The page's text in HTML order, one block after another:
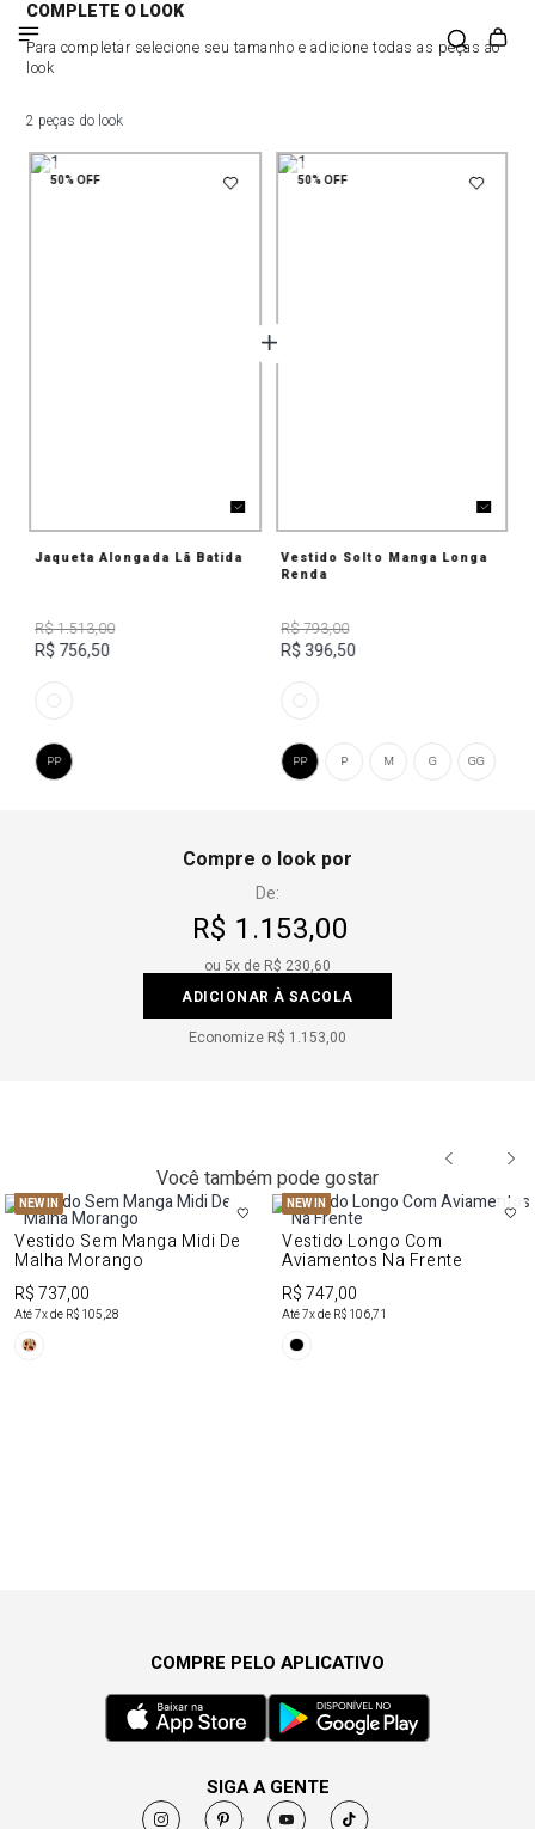
COMPLETE O LOOK
Para completar selecione seu tamanho e adicione todas as peças ao
look
2 peças do look
50%OFF
Jaqueta Alongada Lã Batida
R$ 1.513,00
R$ 756,50
PP
50%OFF
Vestido Solto Manga Longa
Renda
R$ 793,00
R$ 396,50
G GG
M
P
PP
Compre o look por
De:
R$ 1.153,00
ou 5x de R$ 230,60
ADICIONAR À SACOLA
Economize R$ 1.153,00
Você também pode gostar
NEW IN
Vestido Sem Manga Midi De
Malha Morango
R$ 737,00
Até7x de R$ 105,28
NEW IN
Vestido Longo Com
Aviamentos Na Frente
R$ 747,00
Até7x de R$ 106,71
COMPRE PELO APLICATIVO
SIGA A GENTE